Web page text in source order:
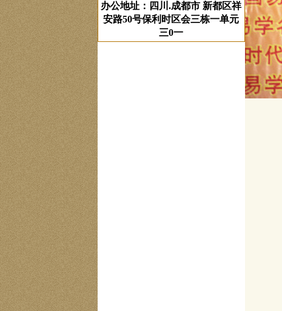
办公地址：四川.成都市 新都区祥
安路50号保利时区会三栋一单元
三0一